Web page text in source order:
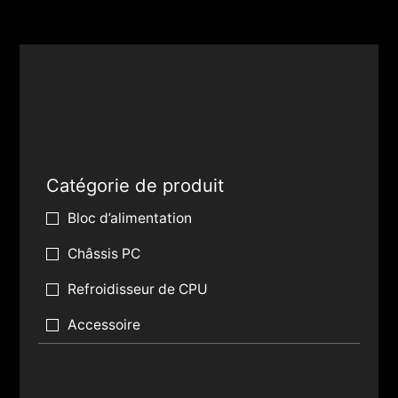
Catégorie de produit
Bloc d’alimentation
Châssis PC
Refroidisseur de CPU
Accessoire